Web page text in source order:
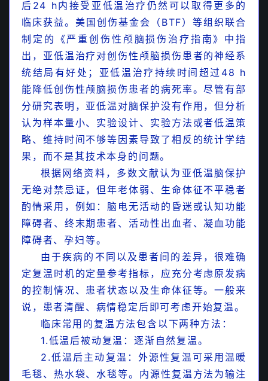
【推荐/收藏】儿科球囊面罩（复苏气囊）使用指南
【图文讲解】
最新过敏性紫癜患儿急性期及出院后饮食控制建议
（2020版）
最新儿科消化系统常用药物使用指南及注意事项
（上）
最新儿科消化系统常用药物使用指南及注意事项
（下）
后24 h内接受亚低温治疗仍然可以取得更多的
临床获益。美国创伤基金会（BTF）等组织联合
制定的《严重创伤性颅脑损伤治疗指南》中指
出，亚低温治疗对创伤性颅脑损伤患者的神经系
统结局有好处；亚低温治疗持续时间超过48 h
能降低创伤性颅脑损伤患者的病死率。尽管有部
分研究表明，亚低温对脑保护没有作用，但分析
认为样本量小、实验设计、实验方法或者低温策
略、维持时间不够等因素导致了相反的统计学结
果，而不是其技术本身的问题。
根据网络资料，多数文献认为亚低温脑保护
无绝对禁忌证，但年老体弱、生命体征不平稳者
酌情采用，例如： 脑电无活动的昏迷或认知功能
障碍者、终末期患者、活动性出血者、凝血功能
障碍者、孕妇等。
由于疾病的不同以及患者间的差异，很难确
定复温时机的定量参考指标，应充分考虑原发病
的控制情况、患者状态以及生命体征等。一般来
说，患者清醒、病情稳定后即可考虑开始复温。
临床常用的 复温方法包含以下两种方法：
1.低温后被动复温：逐渐自然复温。
2.低温后主动复温：外源性复温可采用温暖
毛毯、热水袋、水毯等。内源性复温方法为输注